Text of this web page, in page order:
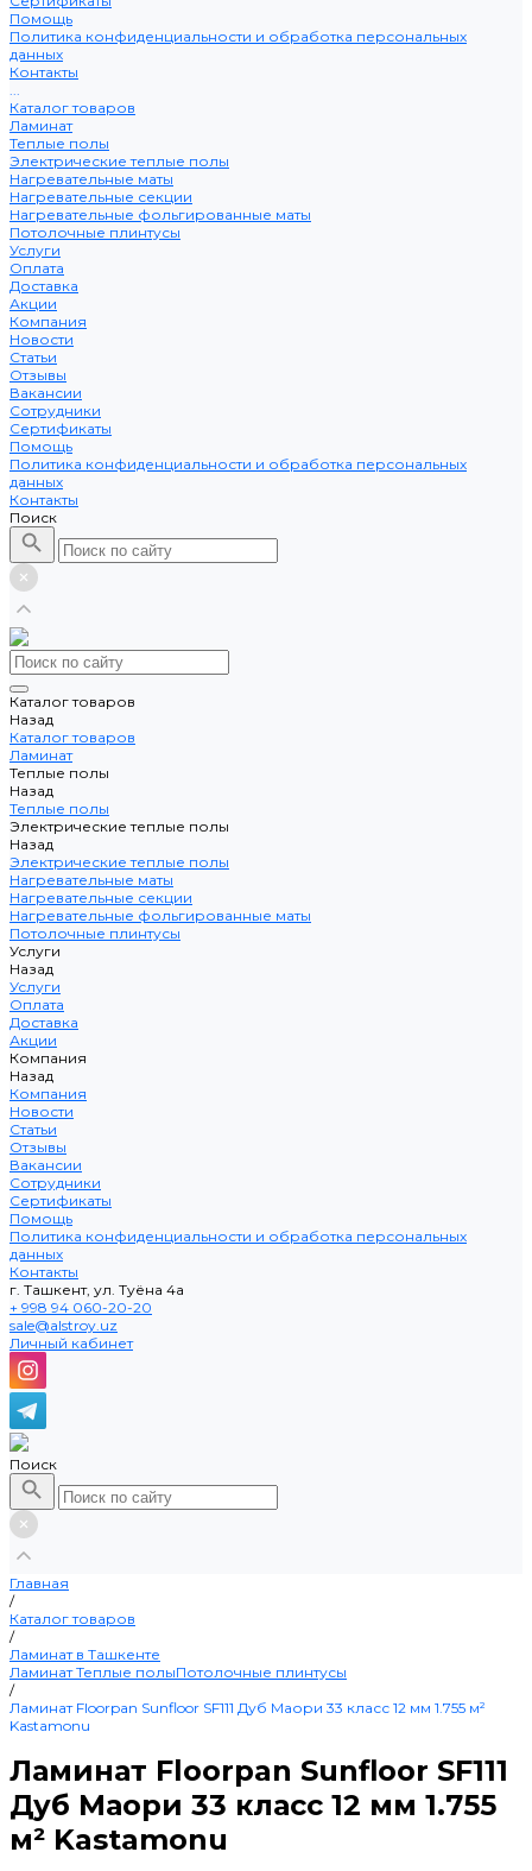
Помощь
Политика конфиденциальности и обработка персональных
данных
Контакты
...
Каталог товаров
Ламинат
Теплые полы
Электрические теплые полы
Нагревательные маты
Нагревательные секции
Нагревательные фольгированные маты
Потолочные плинтусы
Услуги
Оплата
Доставка
Акции
Компания
Новости
Статьи
Отзывы
Вакансии
Сотрудники
Сертификаты
Помощь
Политика конфиденциальности и обработка персональных
данных
Контакты
Поиск
Каталог товаров
Назад
Каталог товаров
Ламинат
Теплые полы
Назад
Теплые полы
Электрические теплые полы
Назад
Электрические теплые полы
Нагревательные маты
Нагревательные секции
Нагревательные фольгированные маты
Потолочные плинтусы
Услуги
Назад
Услуги
Оплата
Доставка
Акции
Компания
Назад
Компания
Новости
Статьи
Отзывы
Вакансии
Сотрудники
Сертификаты
Помощь
Политика конфиденциальности и обработка персональных
данных
Контакты
г. Ташкент, ул. Туёна 4а
+ 998 94 060-20-20
sale@alstroy.uz
Личный кабинет
Поиск
Главная
/
Каталог товаров
/
Ламинат в Ташкенте
ЛаминатТеплые полыПотолочные плинтусы
/
Ламинат Floorpan Sunfloor SF111 Дуб Маори 33 класс 12 мм 1.755 м²
Kastamonu
Ламинат Floorpan Sunfloor SF111
Дуб Маори 33 класс 12 мм 1.755
м² Kastamonu